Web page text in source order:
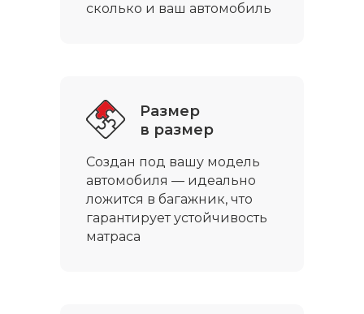
Доставка по всей
Росиии
Отправляем
транспортными
сколько и ваш автомобиль
Размер
в размер
Создан под вашу модель
автомобиля — идеально
ложится в багажник, что
гарантирует устойчивость
матраса